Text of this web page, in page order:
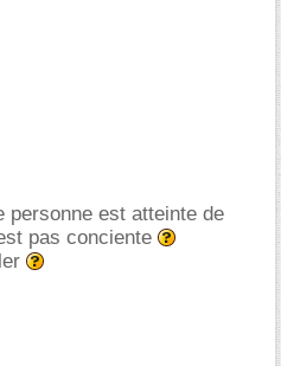
personne est atteinte de
pas conciente